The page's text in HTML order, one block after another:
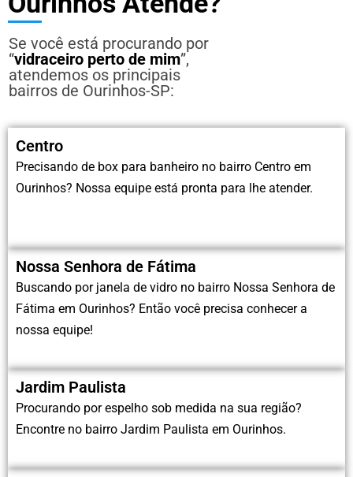
Se você está procurando por
“vidraceiro perto de mim”,
atendemos os principais
bairros de Ourinhos-SP:
Centro
Precisando de box para banheiro no bairro Centro em
Ourinhos? Nossa equipe está pronta para lhe atender.
Nossa Senhora de Fátima
Buscando por janela de vidro no bairro Nossa Senhora de
Fátima em Ourinhos? Então você precisa conhecer a
nossa equipe!
Jardim Paulista
Procurando por espelho sob medida na sua região?
Encontre no bairro Jardim Paulista em Ourinhos.